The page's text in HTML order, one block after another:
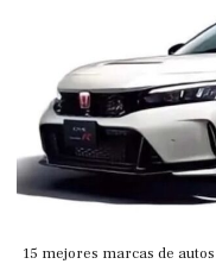
15 mejores marcas de